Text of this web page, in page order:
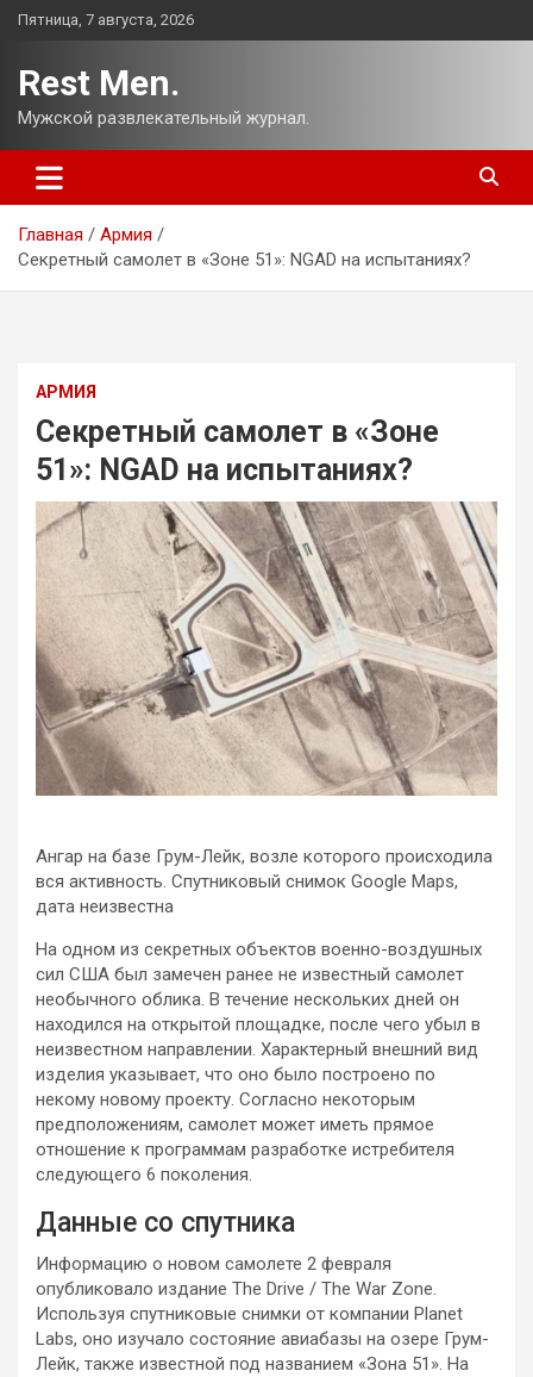
Перейти
Пятница, 7 августа, 2026
Rest Men.
Мужской развлекательный журнал.
Главная
Армия
Секретный самолет в «Зоне 51»: NGAD на испытаниях?
АРМИЯ
Секретный самолет в «Зоне
51»: NGAD на испытаниях?
Ангар на базе Грум-Лейк, возле которого происходила
вся активность. Спутниковый снимок Google Maps,
дата неизвестна
На одном из секретных объектов военно-воздушных
сил США был замечен ранее не известный самолет
необычного облика. В течение нескольких дней он
находился на открытой площадке, после чего убыл в
неизвестном направлении. Характерный внешний вид
изделия указывает, что оно было построено по
некому новому проекту. Согласно некоторым
предположениям, самолет может иметь прямое
отношение к программам разработке истребителя
следующего 6 поколения.
Данные со спутника
Информацию о новом самолете 2 февраля
опубликовало издание The Drive / The War Zone.
Используя спутниковые снимки от компании Planet
Labs, оно изучало состояние авиабазы на озере Грум-
Лейк, также известной под названием «Зона 51». На